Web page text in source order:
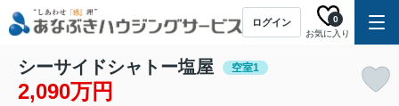
ログイン
お気に入り
0
シーサイドシャトー塩屋 空室1
2,090万円